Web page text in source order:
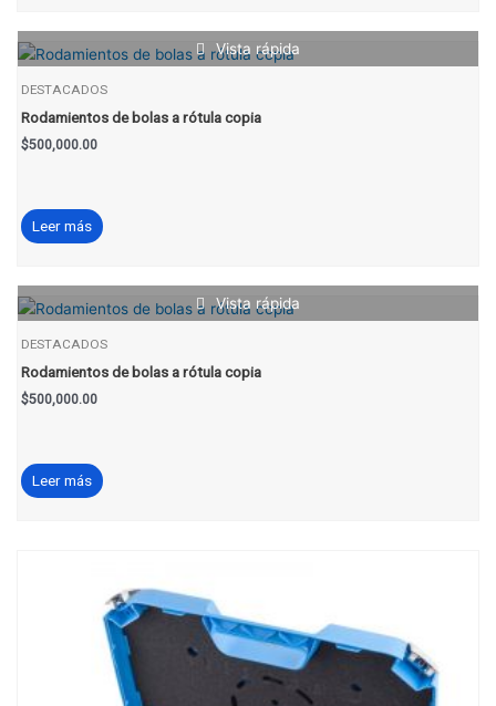
Vista rápida
DESTACADOS
Rodamientos de bolas a rótula copia
$500,000.00
Leer más
Vista rápida
DESTACADOS
Rodamientos de bolas a rótula copia
$500,000.00
Leer más